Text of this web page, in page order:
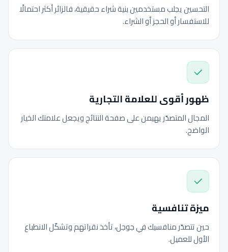
التحسين يجلب مستخدمين بنية شراء حقيقية، فالزائر أكثر احتمالًا
للاستفسار أو الحجز أو الشراء.
ظهور أقوى للعلامة التجارية
المجال المتصدّر يهيمن على صفحة النتائج ويجعل علامتك الخيار
الواضح.
ميزة تنافسية
حين تتصدّر منافسيك في جوجل، تأخذ نقراتهم وتشكّل الانطباع
الأول للعميل.